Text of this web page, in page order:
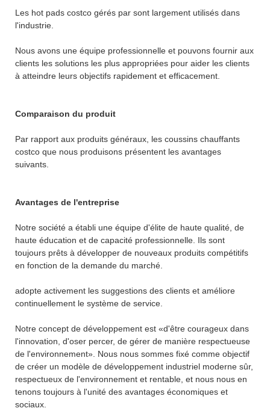
Les hot pads costco gérés par sont largement utilisés dans
l'industrie.
Nous avons une équipe professionnelle et pouvons fournir aux
clients les solutions les plus appropriées pour aider les clients
à atteindre leurs objectifs rapidement et efficacement.
Comparaison du produit
Par rapport aux produits généraux, les coussins chauffants
costco que nous produisons présentent les avantages
suivants.
Avantages de l'entreprise
Notre société a établi une équipe d'élite de haute qualité, de
haute éducation et de capacité professionnelle. Ils sont
toujours prêts à développer de nouveaux produits compétitifs
en fonction de la demande du marché.
adopte activement les suggestions des clients et améliore
continuellement le système de service.
Notre concept de développement est «d'être courageux dans
l'innovation, d'oser percer, de gérer de manière respectueuse
de l'environnement». Nous nous sommes fixé comme objectif
de créer un modèle de développement industriel moderne sûr,
respectueux de l'environnement et rentable, et nous nous en
tenons toujours à l'unité des avantages économiques et
sociaux.